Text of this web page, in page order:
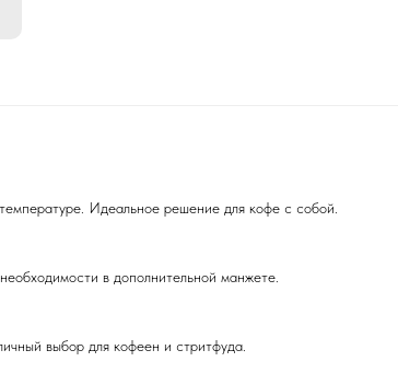
Идеальное решение для кофе с собой.
в дополнительной манжете.
выбор для кофеен и стритфуда.